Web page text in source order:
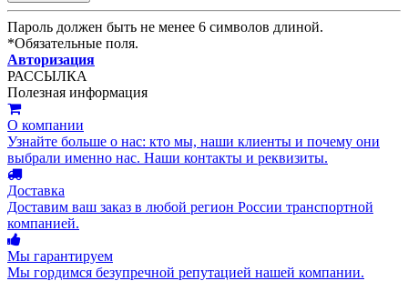
Пароль должен быть не менее 6 символов длиной.
*Обязательные поля.
Авторизация
РАССЫЛКА
Полезная информация
О компании
Узнайте больше о нас: кто мы, наши клиенты и почему они
выбрали именно нас. Наши контакты и реквизиты.
Доставка
Доставим ваш заказ в любой регион России транспортной
компанией.
Мы гарантируем
Мы гордимся безупречной репутацией нашей компании.